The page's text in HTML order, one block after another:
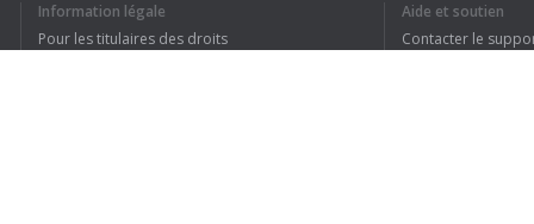
assez de sous sur le
Information légale
Pour les titulaires des droits
Aide et soutien
Contacter le